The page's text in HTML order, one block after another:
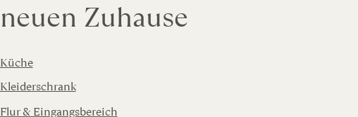
neuen Zuhause
Küche
Kleiderschrank
Flur & Eingangsbereich